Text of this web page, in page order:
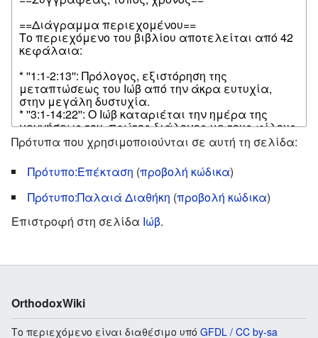
Πρότυπα που χρησιμοποιούνται σε αυτή τη σελίδα:
Πρότυπο:Επέκταση (προβολή κώδικα)
Πρότυπο:Παλαιά Διαθήκη (προβολή κώδικα)
Επιστροφή στη σελίδα Ιώβ.
OrthodoxWiki
Το περιεχόμενο είναι διαθέσιμο υπό GFDL / CC by-sa